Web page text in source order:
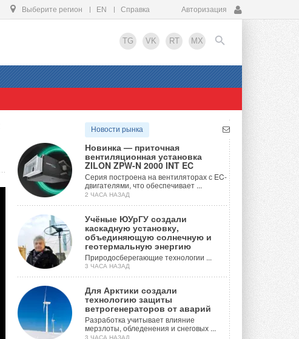
Выберите регион EN Справка Авторизация
TG VK RT MX
EN
Новости рынка
Новинка — приточная
вентиляционная установка
ZILON ZPW-N 2000 INT EC
Серия построена на вентиляторах с EC-
двигателями, что обеспечивает ...
2 ЧАСА НАЗАД
Учёные ЮУрГУ создали
каскадную установку,
объединяющую солнечную и
геотермальную энергию
Природосберегающие технологии ...
3 ЧАСА НАЗАД
Для Арктики создали
технологию защиты
ветрогенераторов от аварий
Разработка учитывает влияние
мерзлоты, обледенения и снеговых ...